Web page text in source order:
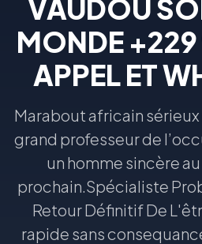
VAUDOU
MONDE
APPEL ET
Marabout africain sérieux
grand professeur de
un homme sincère
prochain.Spécialiste
Retour Définitif De
rapide sans